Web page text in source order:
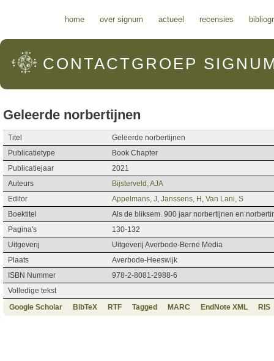
home over signum actueel recensies
CONTACTGROEP
Geleerde norbertijnen
Titel
Geleerde norbertijnen
Publicatietype
Book Chapter
Publicatiejaar
2021
Auteurs
Bijsterveld, AJA
Editor
Appelmans, J Janssens, H Van Lani, S
Boektitel
Als de bliksem. 900 jaar norbertijnen en
Pagina's
130-132
Uitgeverij
Uitgeverij Averbode-Berne Media
Plaats
Averbode-Heeswijk
ISBN Nummer
978-2-8081-2988-6
Volledige tekst
Google Scholar
BibTeX RTF Tagged MARC EndNote XML RIS